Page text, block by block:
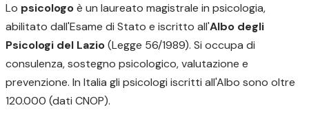
Lo psicologoè un laureato magistrale in psicologia,
abilitato dall'Esame di Stato e iscritto all'Albo degli
Psicologi del Lazio(Legge 56/1989). Si occupa di
consulenza, sostegno psicologico, valutazione e
prevenzione. In Italia gli psicologi iscritti all'Albo sono oltre
120.000 (dati CNOP).